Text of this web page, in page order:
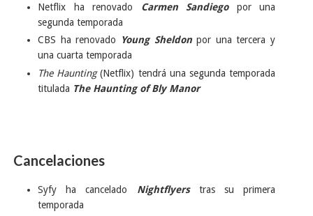
Netflix ha renovado Carmen Sandiegopor una
segunda temporada
CBS ha renovado
Young Sheldonpor una tercera y
una cuarta temporada
The Haunting(Netflix) tendrá una segunda temporada
titulada The Haunting of Bly Manor
Cancelaciones
Syfy ha cancelado Nightflyerstras su primera
temporada